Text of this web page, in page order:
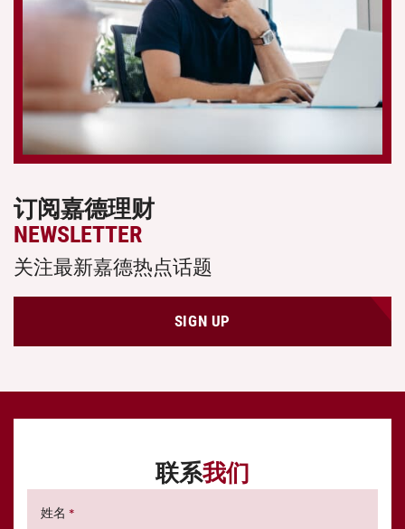
订阅嘉德理财
NEWSLETTER
关注最新嘉德热点话题
SIGN UP
联系我们
姓名 *